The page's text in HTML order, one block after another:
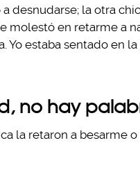
desnudarse; la otra
molestó en retarme a
Yo estaba sentado en
no hay
la retaron a besarme